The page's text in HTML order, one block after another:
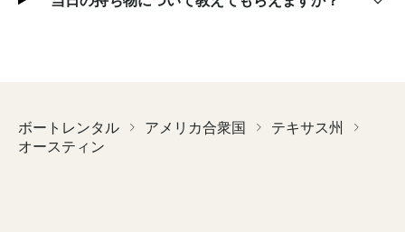
ボートレンタル アメリカ合衆国
テキサス州
オースティン